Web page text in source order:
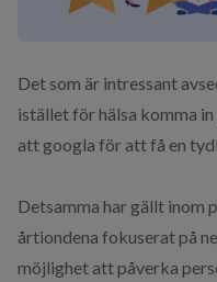
Det som är intressant
istället för hälsa komma
att googla för att få en
​Detsamma har gällt inom
årtiondena fokuserat på
möjlighet att påverka